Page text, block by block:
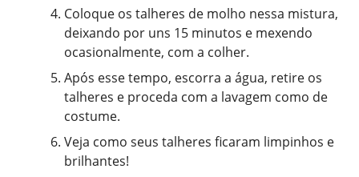
Coloque os talheres de molho nessa mistura,
deixando por uns 15 minutos e mexendo
ocasionalmente, com a colher.
Após esse tempo, escorra a água, retire os
talheres e proceda com a lavagem como de
costume.
Veja como seus talheres ficaram limpinhos e
brilhantes!